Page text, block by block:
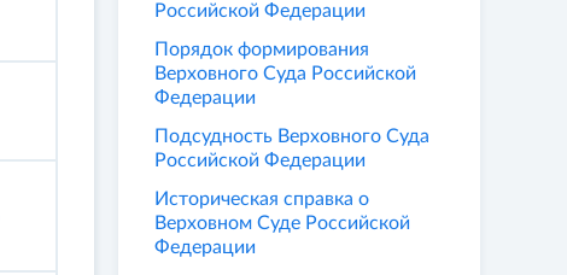
Российской Федерации
Порядок формирования
Верховного Суда Российской
Федерации
Подсудность Верховного Суда
Российской Федерации
Историческая справка о
Верховном Суде Российской
Федерации